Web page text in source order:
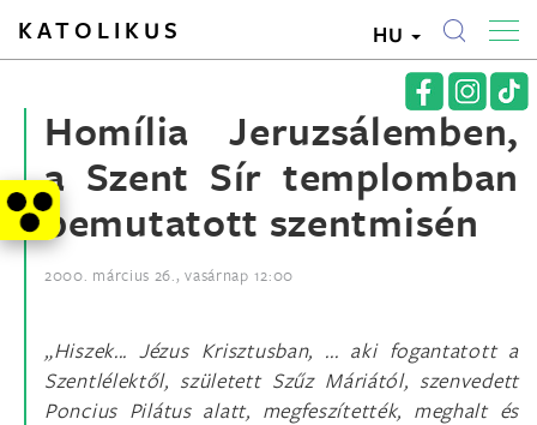
KATOLIKUS HU
Homília Jeruzsálemben,
a Szent Sír templomban
bemutatott szentmisén
2000. március 26., vasárnap 12:00
„Hiszek... Jézus Krisztusban, ... aki fogantatott a
Szentlélektől, született Szűz Máriától, szenvedett
Poncius Pilátus alatt, megfeszítették, meghalt és